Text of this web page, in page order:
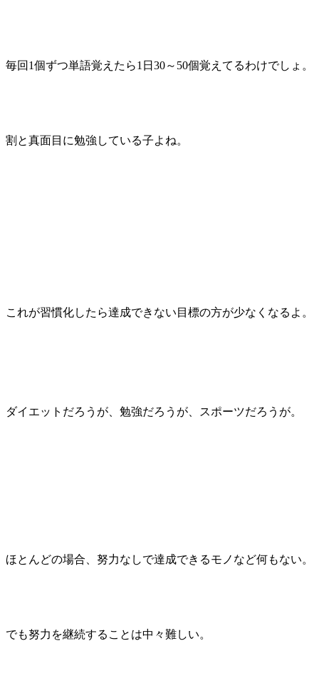
毎回1個ずつ単語覚えたら1日30～50個覚えてるわけでしょ。
割と真面目に勉強している子よね。
これが習慣化したら達成できない目標の方が少なくなるよ。
ダイエットだろうが、勉強だろうが、スポーツだろうが。
ほとんどの場合、努力なしで達成できるモノなど何もない。
でも努力を継続することは中々難しい。